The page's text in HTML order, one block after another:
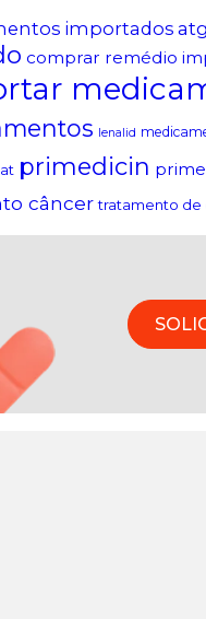
importados
comprar remédio
lenalid
primedicin
câncer tratamento de